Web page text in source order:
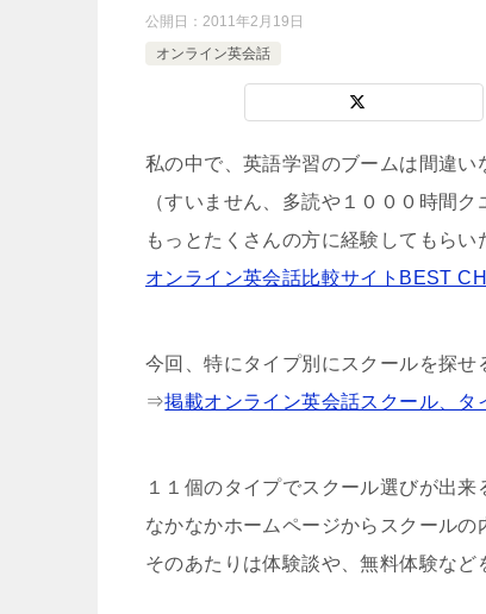
公開日： 2011年2月19日
オンライン英会話
私の中で、英語学習のブームは間違
（すいません、多読や１０００時間ク
もっとたくさんの方に経験してもらい
オンライン英会話比較サイトBEST
今回、特にタイプ別にスクールを探せ
⇒掲載オンライン英会話スクール、タ
１１個のタイプでスクール選びが出来
なかなかホームページからスクールの
そのあたりは体験談や、無料体験など